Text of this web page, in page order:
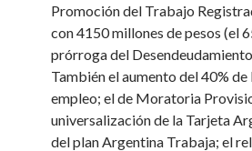
Promoción del Trabajo
con 4150 millones de pesos (el
prórroga del
También el aumento del 40%
empleo; el de Moratoria
universalización de la Tarjeta
del plan Argentina Trabaja; el